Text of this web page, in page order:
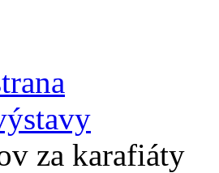
za karafiáty